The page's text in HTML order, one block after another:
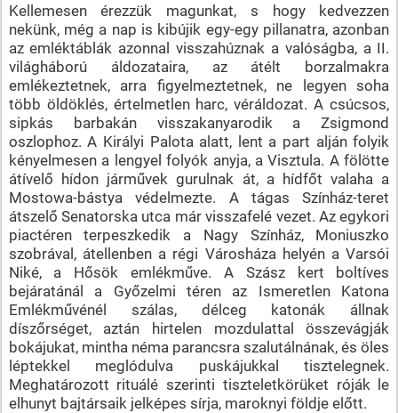
Kellemesen érezzük magunkat, s hogy kedvezzen
nekünk, még a nap is kibújik egy-egy pillanatra, azonban
az emléktáblák azonnal visszahúznak a valóságba, a II.
világháború áldozataira, az átélt borzalmakra
emlékeztetnek, arra figyelmeztetnek, ne legyen soha
több öldöklés, értelmetlen harc, véráldozat. A csúcsos,
sipkás barbakán visszakanyarodik a Zsigmond
oszlophoz. A Királyi Palota alatt, lent a part alján folyik
kényelmesen a lengyel folyók anyja, a Visztula. A fölötte
átívelő hídon járművek gurulnak át, a hídfőt valaha a
Mostowa-bástya védelmezte. A tágas Színház-teret
átszelő Senatorska utca már visszafelé vezet. Az egykori
piactéren terpeszkedik a Nagy Színház, Moniuszko
szobrával, átellenben a régi Városháza helyén a Varsói
Niké, a Hősök emlékműve. A Szász kert boltíves
bejáratánál a Győzelmi téren az Ismeretlen Katona
Emlékművénél szálas, délceg katonák állnak
díszőrséget, aztán hirtelen mozdulattal összevágják
bokájukat, mintha néma parancsra szalutálnának, és öles
léptekkel meglódulva puskájukkal tisztelegnek.
Meghatározott rituálé szerinti tiszteletkörüket róják le
elhunyt bajtársaik jelképes sírja, maroknyi földje előtt.